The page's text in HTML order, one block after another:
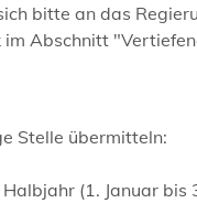
bitte an das
im Abschnitt "
Stelle übermitteln:
(1. Januar bis